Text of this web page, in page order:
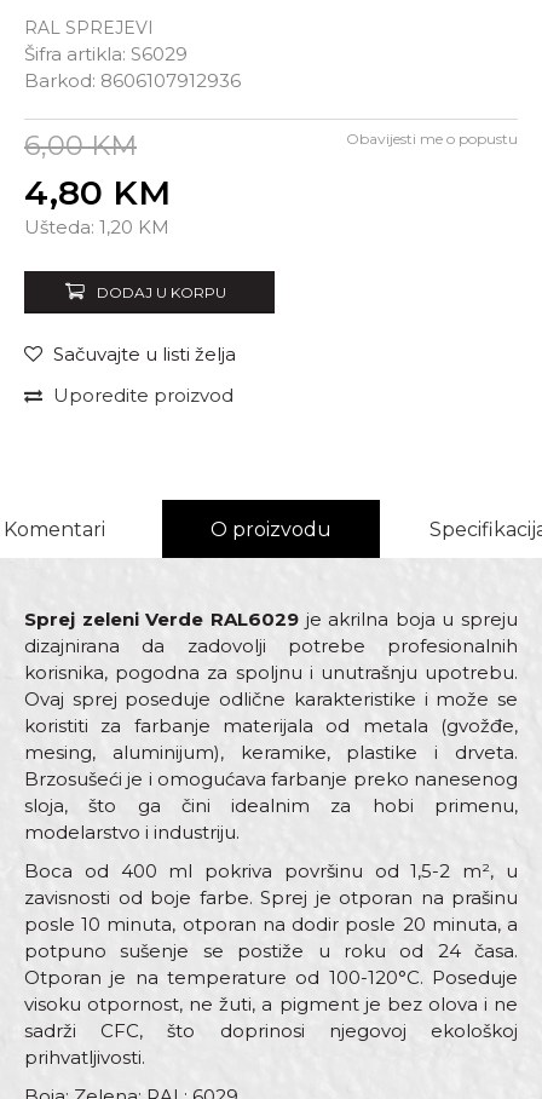
RAL SPREJEVI
Šifra artikla: S6029
Barkod: 8606107912936
6,00 KM
4,80 KM
Ušteda: 1,20 KM
Obavijesti me o popustu
Unesi količinu
DODAJ U KORPU
Sačuvajte u listi želja
Uporedite proizvod
Komentari O proizvodu
Sprej zeleni Verde RAL6029 je akrilna boja u spreju
dizajnirana da zadovolji potrebe profesionalnih
korisnika, pogodna za spoljnu i unutrašnju upotrebu.
Ovaj sprej poseduje odlične karakteristike i može se
koristiti za farbanje materijala od metala (gvožđe,
mesing, aluminijum), keramike, plastike i drveta.
Brzosušeći je i omogućava farbanje preko nanesenog
sloja, što ga čini idealnim za hobi primenu,
modelarstvo i industriju.
Boca od 400 ml pokriva površinu od 1,5-2 m², u
zavisnosti od boje farbe. Sprej je otporan na prašinu
posle 10 minuta, otporan na dodir posle 20 minuta, a
potpuno sušenje se postiže u roku od 24 časa.
Otporan je na temperature od 100-120°C. Poseduje
visoku otpornost, ne žuti, a pigment je bez olova i ne
sadrži CFC, što doprinosi njegovoj ekološkoj
prihvatljivosti.